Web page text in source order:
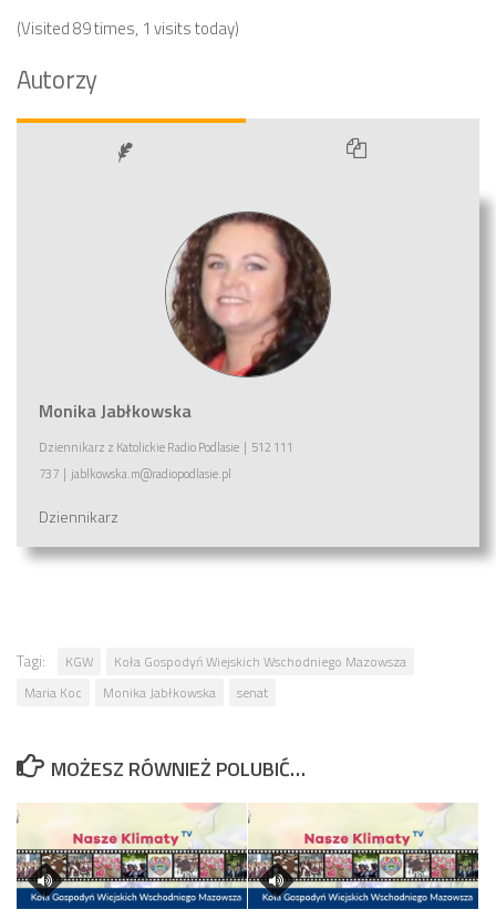
(Visited 89 times, 1 visits today)
Autorzy
Monika Jabłkowska
Dziennikarz z Katolickie Radio Podlasie | 512 111
737 | jablkowska.m@radiopodlasie.pl
Dziennikarz
Tagi: KGW
Koła Gospodyń Wiejskich Wschodniego Mazowsza
Maria Koc
Monika Jabłkowska senat
MOŻESZ RÓWNIEŻ POLUBIĆ…